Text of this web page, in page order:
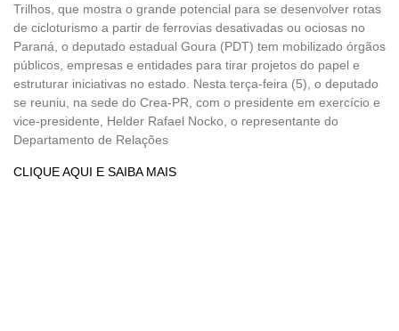
Trilhos, que mostra o grande potencial para se desenvolver rotas
de cicloturismo a partir de ferrovias desativadas ou ociosas no
Paraná, o deputado estadual Goura (PDT) tem mobilizado órgãos
públicos, empresas e entidades para tirar projetos do papel e
estruturar iniciativas no estado. Nesta terça-feira (5), o deputado
se reuniu, na sede do Crea-PR, com o presidente em exercício e
vice-presidente, Helder Rafael Nocko, o representante do
Departamento de Relações
CLIQUE AQUI E SAIBA MAIS